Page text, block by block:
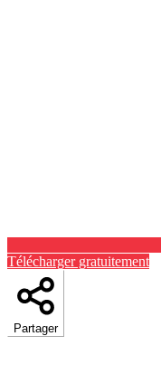
Télécharger gratuitement
Partager